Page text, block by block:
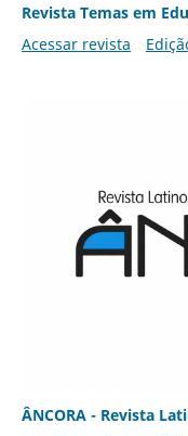
Revista Temas em
Acessar revista
ÂNCORA - Revista